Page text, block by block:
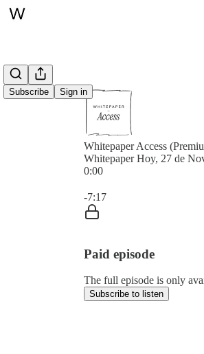
Subscribe Sign in
Whitepaper Access
Whitepaper Hoy, 27 de
0:00
-7:17
Paid episode
The full episode is only
Subscribe to listen